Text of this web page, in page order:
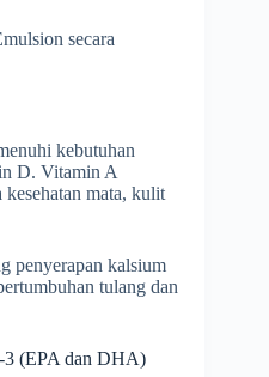
secara
kebutuhan
D. Vitamin A
kesehatan mata, kulit
penyerapan kalsium
tulang dan
3 (EPA dan DHA)